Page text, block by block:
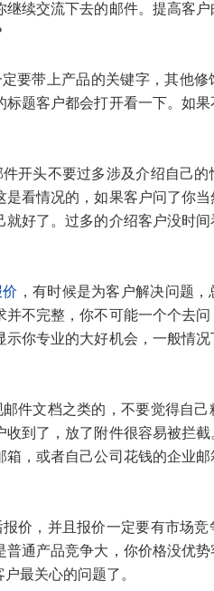
续交流下去的邮件。提高客
定要带上产品的关键字，其他
题客户都会打开看一下。如
开头不要过多涉及介绍自己的
看情况的，如果客户问了你
好了。过多的介绍客户没时
，有时候是为客户解决问题
不完整，你不可能一个个去
你专业的大好机会，一般情
件文档之类的，不要觉得自己
到了，放了附件很容易被拦截
，或者自己公司花钱的企业
价，并且报价一定要有市场
通产品竞争大，你价格没优
最关心的问题了。